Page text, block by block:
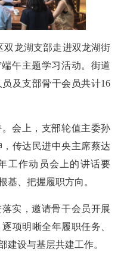
双龙湖支部走进双龙湖街
午主题学习活动。街道
及支部骨干会员共计16
会上，支部轮值主委孙
传达民进中央主席蔡达
工作动员会上的讲话要
基、把握履职方向。
实，邀请骨干会员开展
项明晰全年履职任务、
建设与基层共建工作。